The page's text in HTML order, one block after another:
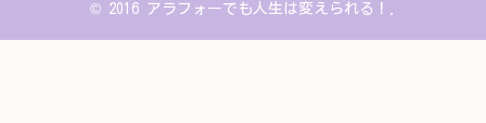
© 2016 アラフォーでも人生は変えられる！.